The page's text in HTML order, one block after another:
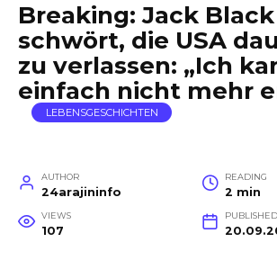
Breaking: Jack Black
schwört, die USA
zu verlassen: „Ich
einfach nicht mehr
LEBENSGESCHICHTEN
AUTHOR
24arajininfo
READING
2 min
VIEWS
107